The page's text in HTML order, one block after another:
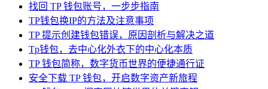
找回 TP 钱包账号，一步步指南
TP钱包换IP的方法及注意事项
TP 提示创建钱包错误，原因剖析与解决之道
Tp钱包，去中心化外衣下的中心化本质
TP 钱包简称，数字货币世界的便捷通行证
安全下载 TP 钱包，开启数字资产新旅程